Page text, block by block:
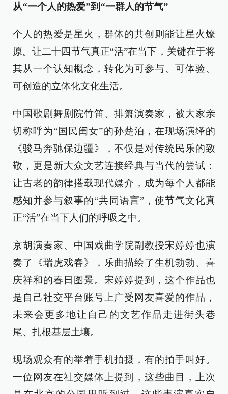
从“一个人的热爱”到“一群人的节气”
个人的热爱是星火，群体的共创则能让星火燎
原。让二十四节气真正“活”在当下，关键在于将
其从一个认知概念，转化为可参与、可体验、
可创造的立体化文化生活。
中国歌剧舞剧院竹笛、排箫演奏家，被大家亲
切称呼为“国民闺女”的孙楚泊，在现场演绎的
《骏马奔驰保边疆》，不仅是对传统民乐的致
敬，更是新大众文艺连接经典与当代的尝试：
让古老的韵律搭载现代媒介，成为每个人都能
感知并参与叙事的“共同语言”，使节气文化真
正“活”在当下人们的呼吸之中。
京胡演奏家、中国戏曲学院副教授宋婷婷也演
奏了《瑞虎戏春》，乐曲描绘了生机勃勃、喜
庆祥和的春日图景。宋婷婷提到，这个作品也
是自己社交平台账号上广受网友喜爱的作品，
未来会更多地让自己的文艺作品走进街头巷
尾、扎根基层土壤。
现场观众有的举着手机拍摄，有的拍手叫好。
一位网友在社交媒体上提到，这些曲目，上次